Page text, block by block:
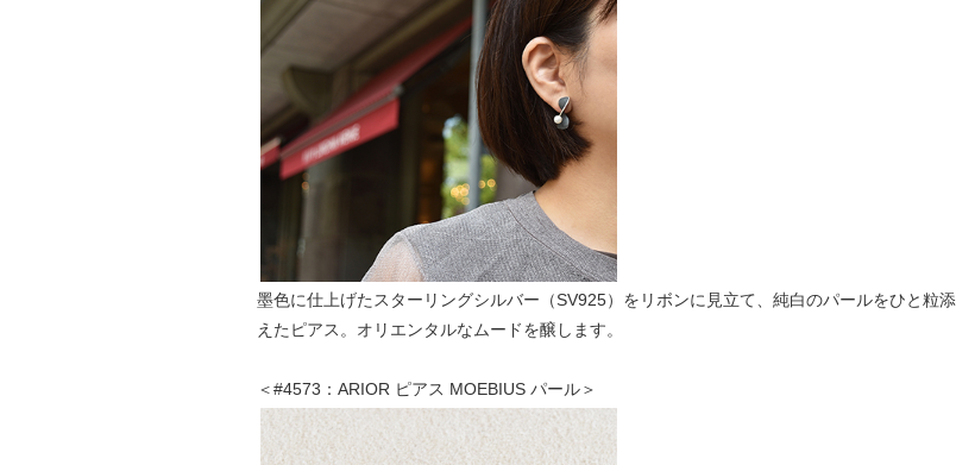
墨色に仕上げたスターリングシルバー（SV925）をリボンに見立て、純白のパールをひと粒添
えたピアス。オリエンタルなムードを醸します。
＜#4573：ARIOR ピアス MOEBIUS パール＞